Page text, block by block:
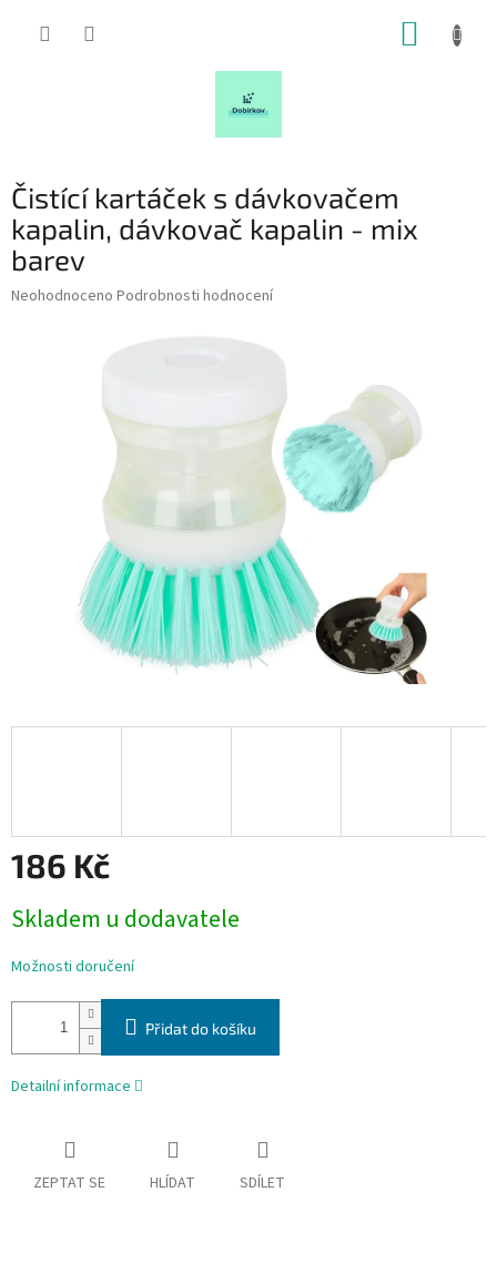
Čistící kartáček s dávkovačem
kapalin, dávkovač kapalin - mix
barev
Průměrné
Neohodnoceno Podrobnosti hodnocení
186 Kč
cena:
Skladem u dodavatele
Možnosti doručení
Přidat do košíku
Detailní informace
ZEPTAT SE HLÍDAT SDÍLET